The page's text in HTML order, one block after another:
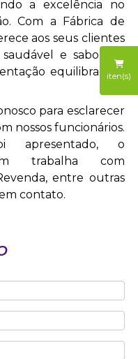
iten(s)
a excelência no
Com a Fábrica de
aos seus clientes
e saboroso,
equilibrada e
para esclarecer
nossos funcionários.
o
trabalha com
entre outras
contato.